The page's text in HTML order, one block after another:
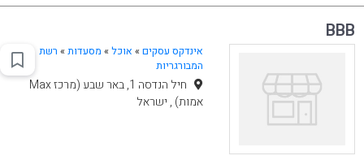
BBB
אינדקס עסקים » אוכל» מסעדות» רשת
המבורגריות
חיל הנדסה 1, באר שבע (מרכז Max
אמות) , ישראל